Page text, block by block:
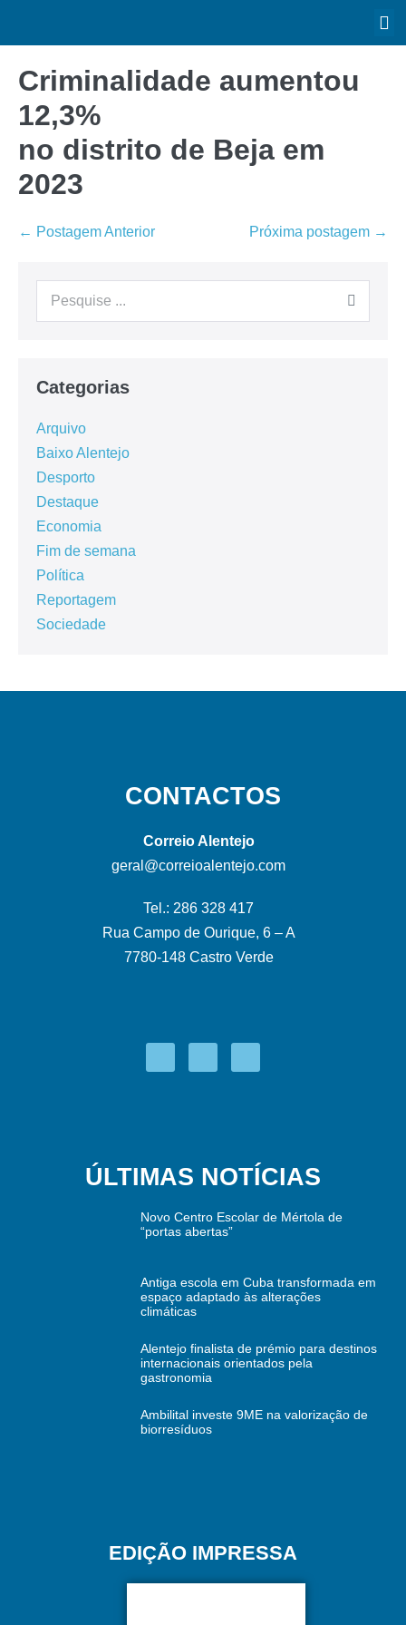
Criminalidade aumentou
12,3%
no distrito de Beja em
2023
← Postagem Anterior Próxima postagem →
Categorias
Arquivo
Baixo Alentejo
Desporto
Destaque
Economia
Fim de semana
Política
Reportagem
Sociedade
CONTACTOS
Correio Alentejo
geral@correioalentejo.com
Tel.: 286 328 417
Rua Campo de Ourique, 6 – A
7780-148 Castro Verde
ÚLTIMAS NOTÍCIAS
Novo Centro Escolar de Mértola de
“portas abertas”
Antiga escola em Cuba transformada em
espaço adaptado às alterações
climáticas
Alentejo finalista de prémio para destinos
internacionais orientados pela
gastronomia
Ambilital investe 9ME na valorização de
biorresíduos
EDIÇÃO IMPRESSA